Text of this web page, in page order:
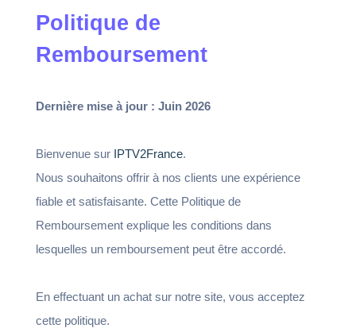
Politique de
Remboursement
Dernière mise à jour : Juin 2026
Bienvenue sur IPTV2France.
Nous souhaitons offrir à nos clients une expérience
fiable et satisfaisante. Cette Politique de
Remboursement explique les conditions dans
lesquelles un remboursement peut être accordé.
En effectuant un achat sur notre site, vous acceptez
cette politique.